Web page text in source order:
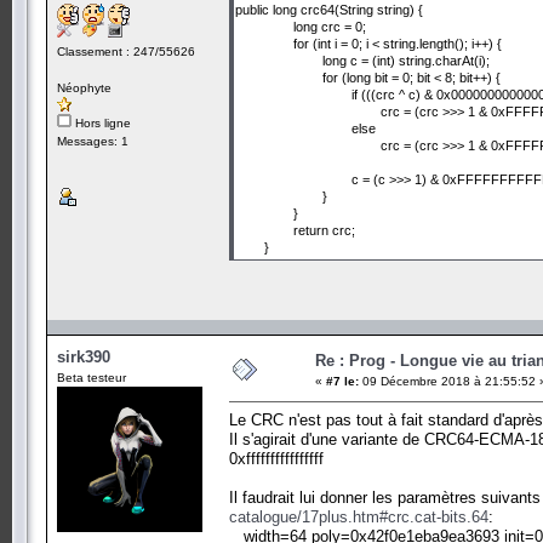
Classement : 247/55626
Néophyte
Hors ligne
Messages: 1
public long crc64(String string) {
long crc = 0;
for (int i = 0; i < string.length(); i++) {
long c = (int) string.charAt(i);
for (long bit = 0; bit < 8; bit++) {
if (((crc ^ c) &
crc = (crc >>> 1 &
else
crc = (crc >>> 1 &
c = (c >>> 1) &
}
}
return crc;
}
sirk390
Beta testeur
Re : Prog - Longue vie au
« #7 le: 09 Décembre 2018 à 21:55:52
Le CRC n'est pas tout à fait standard
Il s'agirait d'une variante de CRC64-
0xffffffffffffffff
Il faudrait lui donner les paramètres
catalogue/17plus.htm#crc.cat-bits.64:
width=64 poly=0x42f0e1eba9ea3693